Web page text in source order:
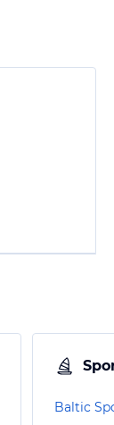
Baltic